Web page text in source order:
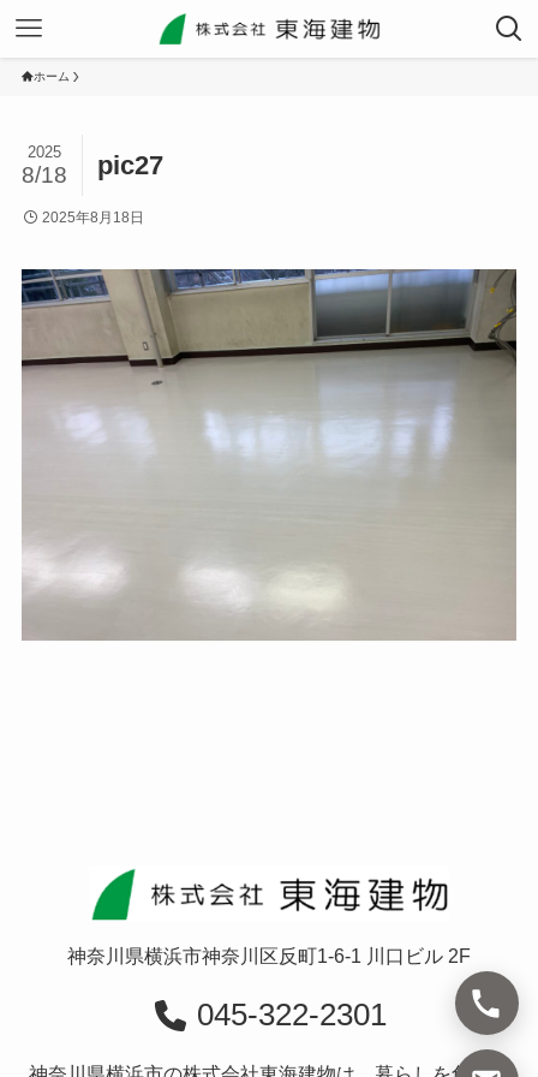
ホーム
pic27
2025
8/18
2025年8月18日
神奈川県横浜市神奈川区反町1-6-1 川口ビル 2F
045-322-2301